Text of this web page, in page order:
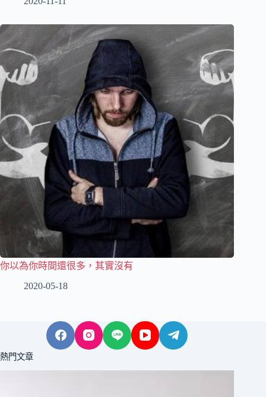
你以為你時間還很多，其實沒有
2020-05-18
熱門文章